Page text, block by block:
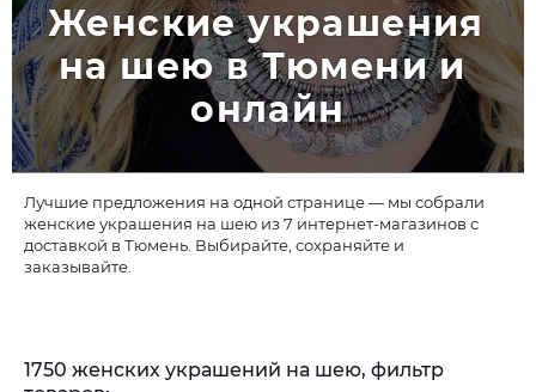
Женские украшения
на шею в Тюмени и
онлайн
Лучшие предложения на одной странице — мы собрали
женские украшения на шею из 7 интернет-магазинов с
доставкой в Тюмень. Выбирайте, сохраняйте и
заказывайте.
1750 женских украшений на шею, фильтр